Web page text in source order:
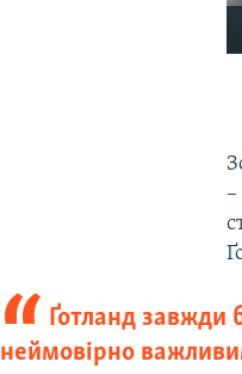
–
Ґотланд завжди
неймовірно